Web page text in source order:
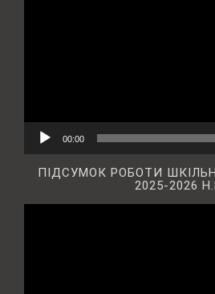
00:00
ПІДСУМОК РОБОТИ
2025-2026